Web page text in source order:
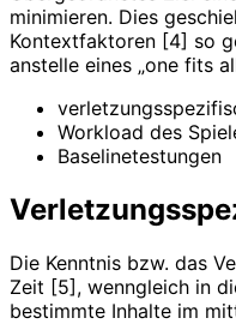
minimieren. Dies
Kontextfaktoren [4] so
anstelle eines „one fits
Workload des
Baselinetestungen
Die Kenntnis bzw. das
Zeit [5], wenngleich in
bestimmte Inhalte im